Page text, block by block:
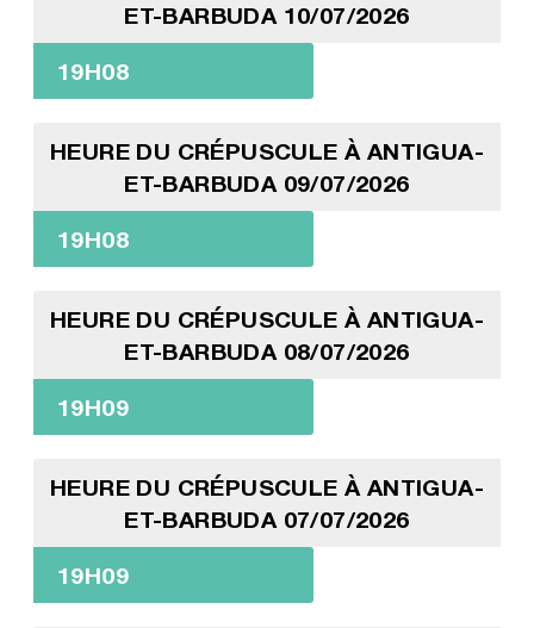
ET-BARBUDA 10/07/2026
19H08
HEURE DU CRÉPUSCULE À ANTIGUA-
ET-BARBUDA 09/07/2026
19H08
HEURE DU CRÉPUSCULE À ANTIGUA-
ET-BARBUDA 08/07/2026
19H09
HEURE DU CRÉPUSCULE À ANTIGUA-
ET-BARBUDA 07/07/2026
19H09